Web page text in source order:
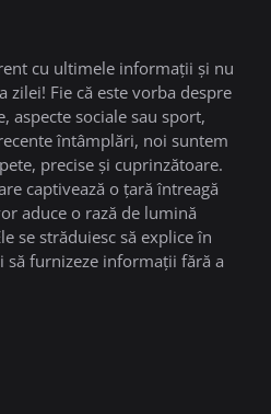
cu ultimele informații și nu
Fie că este vorba despre
aspecte sociale sau sport,
întâmplări, noi suntem
precise și cuprinzătoare.
captivează o țară întreagă
aduce o rază de lumină
se străduiesc să explice în
furnizeze informații fără a